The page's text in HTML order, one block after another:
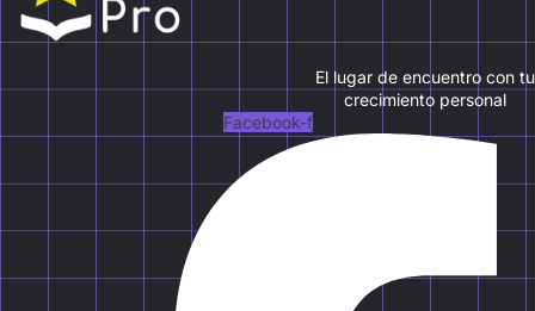
El lugar de encuentro con tu
crecimiento personal
Facebook-f